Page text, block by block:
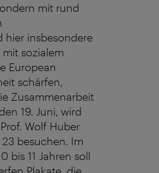
mit rund
hier insbesondere
sozialem
European
schärfen,
Zusammenarbeit
19. Juni, wird
Wolf Huber
besuchen. Im
bis 11 Jahren soll